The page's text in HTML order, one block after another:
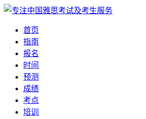
首页
指南
报名
时间
预测
成绩
考点
培训